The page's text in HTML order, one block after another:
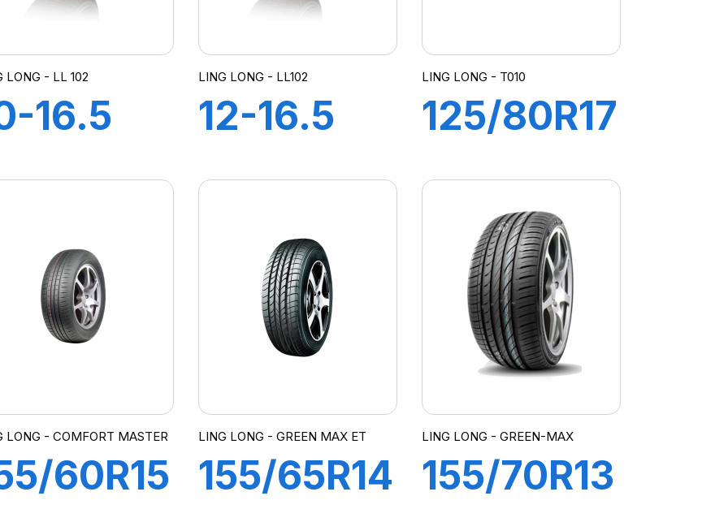
LONG - LL 102
16.5
LING LONG - LL102
12-16.5
LING LONG - T010
125/80R17
LONG - COMFORT MASTER
60R15
LING LONG - GREEN MAX ET
155/65R14
LING LONG - GREEN-MAX
155/70R13